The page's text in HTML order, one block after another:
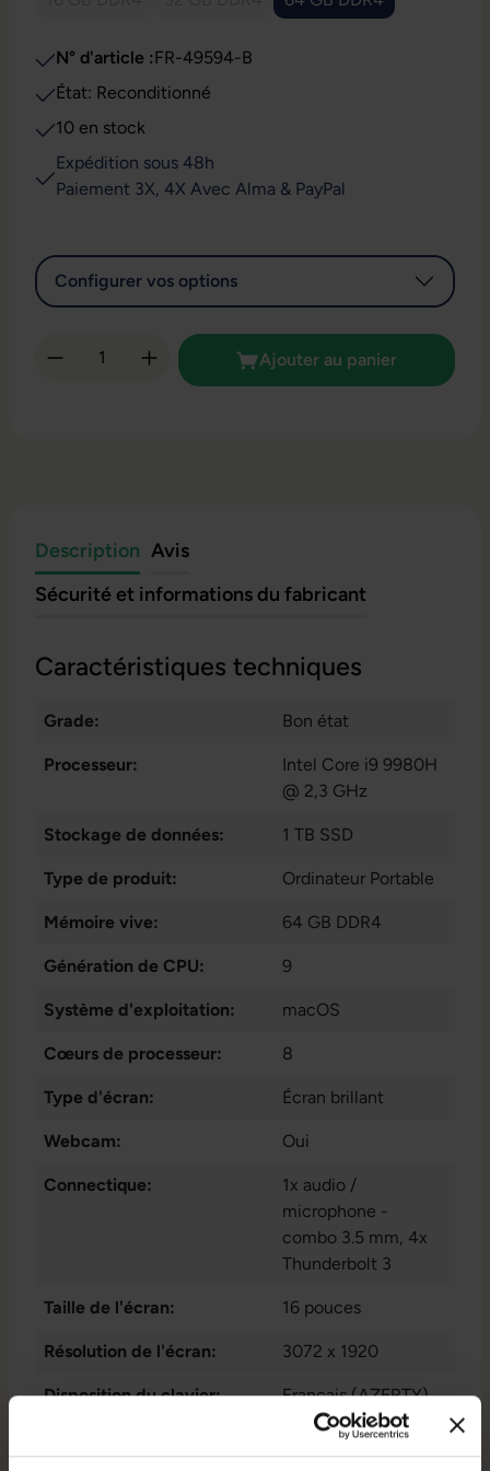
(Cette option n'est pas disponible pour le moment.)
(Cette option n'est pas disponible pour
N° d'article :FR-49594-B
État: Reconditionné
10 en stock
Expédition sous 48h
Paiement 3X, 4X Avec Alma & PayPal
Configurer vos options
Quantité de produit : Entrez la quantité
Ajouter au panier
Description Avis
Sécurité et informations du fabricant
Caractéristiques techniques
Grade: Bon état
Processeur:
Intel Core i9 9980H
@ 2,3 GHz
Stockage de données: 1 TB SSD
Type de produit: Ordinateur Portable
Mémoire vive: 64 GB DDR4
Génération de CPU: 9
Système d'exploitation: macOS
Cœurs de processeur: 8
Type d'écran: Écran brillant
Webcam: Oui
Connectique:
1x audio /
microphone -
combo 3.5 mm, 4x
Thunderbolt 3
Taille de l'écran: 16 pouces
Résolution de l'écran: 3072 x 1920
Disposition du clavier:
Français (AZERTY)
sans pavé numérique